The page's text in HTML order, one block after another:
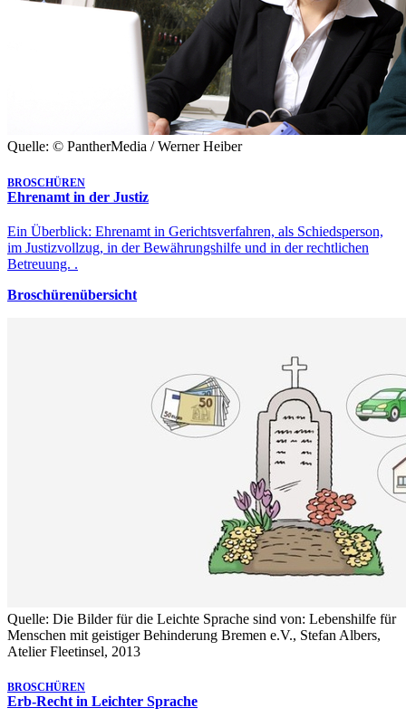
Quelle: © PantherMedia / Werner Heiber
BROSCHÜREN
Ehrenamt in der Justiz
Ein Überblick: Ehrenamt in Gerichtsverfahren, als Schiedsperson,
im Justizvollzug, in der Bewährungshilfe und in der rechtlichen
Betreuung. .
Broschürenübersicht
Quelle: Die Bilder für die Leichte Sprache sind von: Lebenshilfe für
Menschen mit geistiger Behinderung Bremen e.V., Stefan Albers,
Atelier Fleetinsel, 2013
BROSCHÜREN
Erb-Recht in Leichter Sprache